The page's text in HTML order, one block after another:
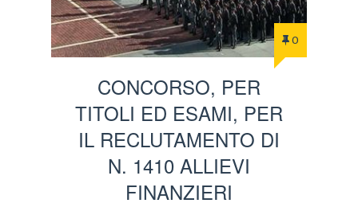
0
CONCORSO, PER
TITOLI ED ESAMI, PER
IL RECLUTAMENTO DI
N. 1410 ALLIEVI
FINANZIERI